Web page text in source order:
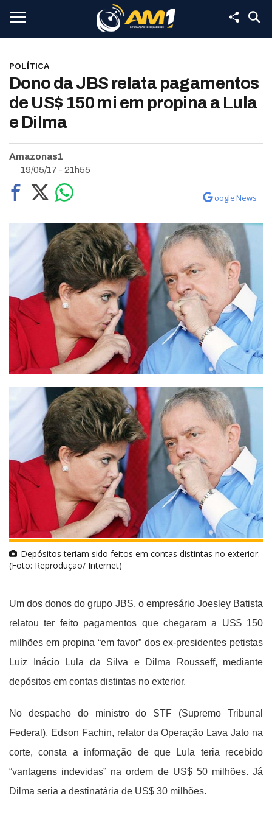
POLÍTICA
Dono da JBS relata pagamentos
de US$ 150 mi em propina a Lula
e Dilma
Amazonas1
19/05/17 - 21h55
oogle News
Depósitos teriam sido feitos em contas distintas no exterior.
(Foto: Reprodução/ Internet)
Um dos donos do grupo JBS, o empresário Joesley Batista
relatou ter feito pagamentos que chegaram a US$ 150
milhões em propina “em favor” dos ex-presidentes petistas
Luiz Inácio Lula da Silva e Dilma Rousseff, mediante
depósitos em contas distintas no exterior.
No despacho do ministro do STF (Supremo Tribunal
Federal), Edson Fachin, relator da Operação Lava Jato na
corte, consta a informação de que Lula teria recebido
“vantagens indevidas” na ordem de US$ 50 milhões. Já
Dilma seria a destinatária de US$ 30 milhões.